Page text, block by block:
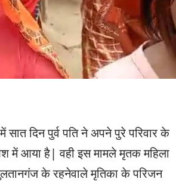
दिन पुर्व पति ने अपने पुरे परिवार के
में आया है| वही इस मामले मृतक महिला
के रहनेवाले मृतिका के परिजन